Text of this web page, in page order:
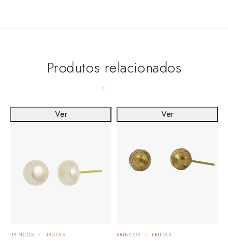
Produtos relacionados
BRINCOS BRUTAS
Ver
BRINCOS BRUTAS
Ver